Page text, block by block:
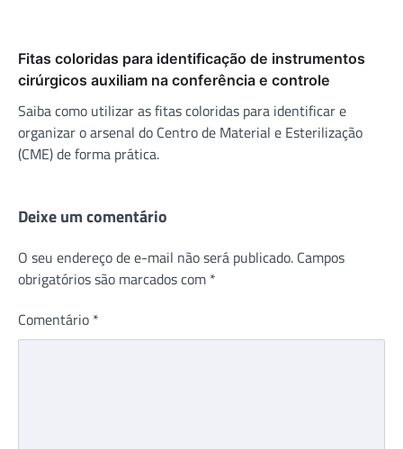
Fitas coloridas para identificação de instrumentos
cirúrgicos auxiliam na conferência e controle
Saiba como utilizar as fitas coloridas para identificar e
organizar o arsenal do Centro de Material e Esterilização
(CME) de forma prática.
Deixe um comentário
O seu endereço de e-mail não será publicado. Campos
obrigatórios são marcados com *
Comentário *